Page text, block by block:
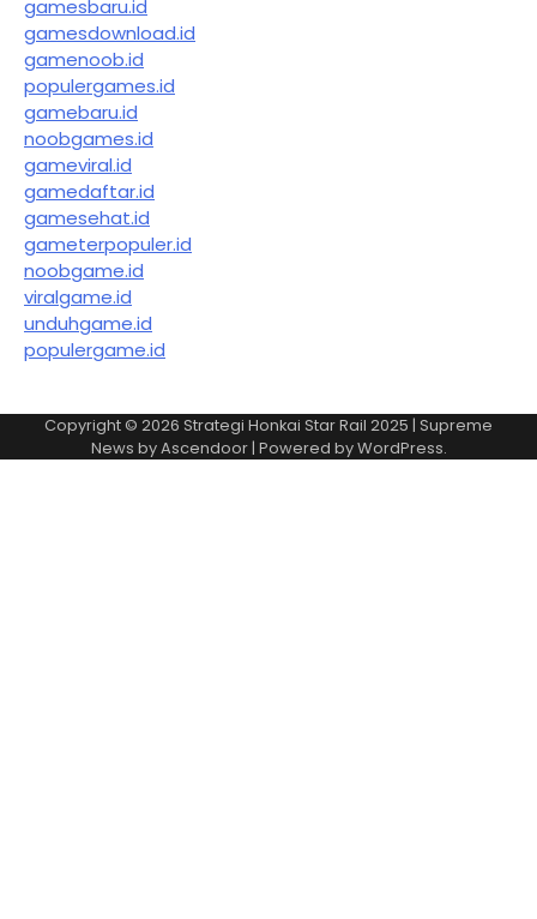
gamesbaru.id
gamesdownload.id
gamenoob.id
populergames.id
gamebaru.id
noobgames.id
gameviral.id
gamedaftar.id
gamesehat.id
gameterpopuler.id
noobgame.id
viralgame.id
unduhgame.id
populergame.id
Copyright © 2026 Strategi Honkai Star Rail 2025 | Supreme
News byAscendoor| Powered byWordPress.